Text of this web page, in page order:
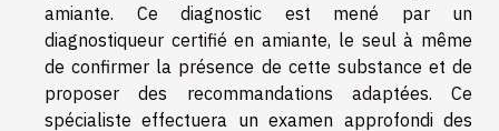
amiante. Ce diagnostic est mené par un
diagnostiqueur certifié en amiante, le seul à même
de confirmer la présence de cette substance et de
proposer des recommandations adaptées. Ce
spécialiste effectuera un examen approfondi des